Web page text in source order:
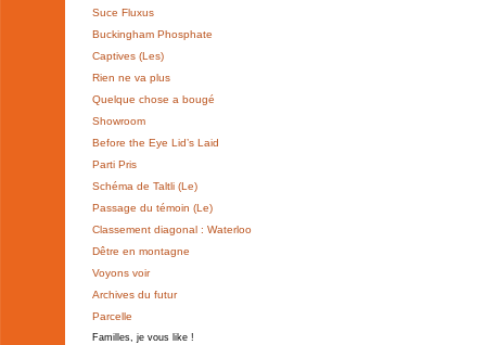
Suce Fluxus
Buckingham Phosphate
Captives (Les)
Rien ne va plus
Quelque chose a bougé
Showroom
Before the Eye Lid’s Laid
Parti Pris
Schéma de Taltli (Le)
Passage du témoin (Le)
Classement diagonal : Waterloo
Dêtre en montagne
Voyons voir
Archives du futur
Parcelle
Familles, je vous like !